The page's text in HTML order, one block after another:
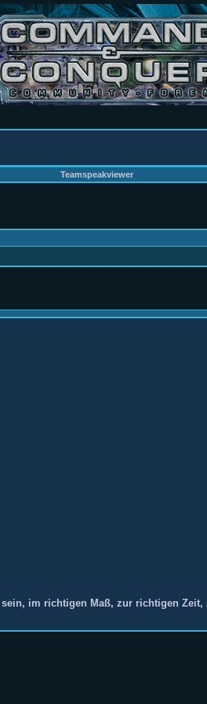
Teamspeakviewer
im richtigen Maß, zur richtigen